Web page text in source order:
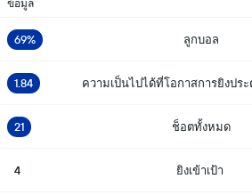
ข้อมูล
69% ลูกบอล
1.84 ความเป็นไปได้ที่โอกาสการยิงปร
21 ช็อตทั้งหมด
4 ยิงเข้าเป้า